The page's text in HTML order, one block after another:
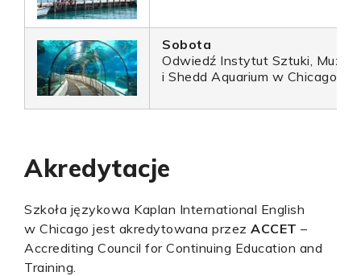
Sobota
Odwiedź Instytut Sztuki,
i Shedd Aquarium w Chicago.
Akredytacje
Szkoła językowa Kaplan International English
w Chicago jest akredytowana przez ACCET –
Accrediting Council for Continuing Education and
Training.